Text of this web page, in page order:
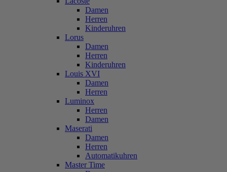
Damen
Herren
Kinderuhren
Lorus
Damen
Herren
Kinderuhren
Louis XVI
Damen
Herren
Luminox
Herren
Damen
Maserati
Damen
Herren
Automatikuhren
Master Time